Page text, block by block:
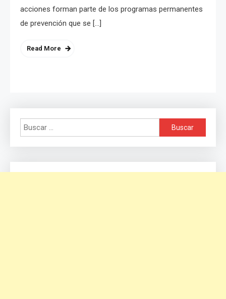
acciones forman parte de los programas permanentes
de prevención que se […]
Read More
Buscar: